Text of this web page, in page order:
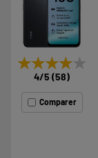
★★★★★
★★★★★
4/5 (58)
Comparer